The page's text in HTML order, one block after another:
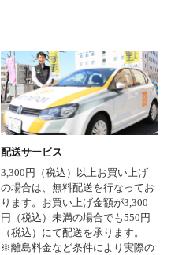
配送サービス
3,300円（税込）以上お買い上げ
の場合は、無料配送を行なってお
ります。お買い上げ金額が3,300
円（税込）未満の場合でも550円
（税込）にて配送を承ります。
※離島料金など条件により実際の